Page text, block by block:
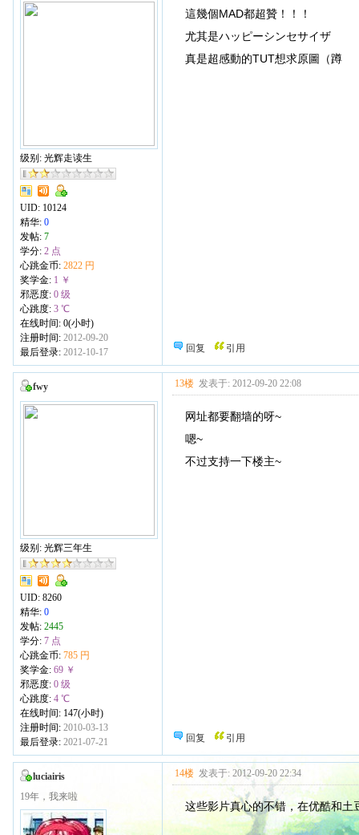
级别: 光辉走读生
UID: 10124
精华: 0
发帖: 7
学分: 2 点
心跳金币: 2822 円
奖学金: 1 ￥
邪恶度: 0 级
心跳度: 3 ℃
在线时间: 0(小时)
注册时间: 2012-09-20
最后登录: 2012-10-17
這幾個MAD都超贊！！！
尤其是ハッピーシンセサイザ
真是超感動的TUT想求原圖（蹲
回复 引用
fwy
级别: 光辉三年生
UID: 8260
精华: 0
发帖: 2445
学分: 7 点
心跳金币: 785 円
奖学金: 69 ￥
邪恶度: 0 级
心跳度: 4 ℃
在线时间: 147(小时)
注册时间: 2010-03-13
最后登录: 2021-07-21
13楼 发表于: 2012-09-20 22:08
网址都要翻墙的呀~
嗯~
不过支持一下楼主~
回复 引用
luciairis
19年，我来啦
14楼 发表于: 2012-09-20 22:34
这些影片真心的不错，在优酷和